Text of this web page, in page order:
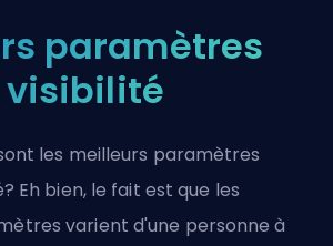
paramètres
visibilité
les meilleurs paramètres
Eh bien, le fait est que les
varient d'une personne à